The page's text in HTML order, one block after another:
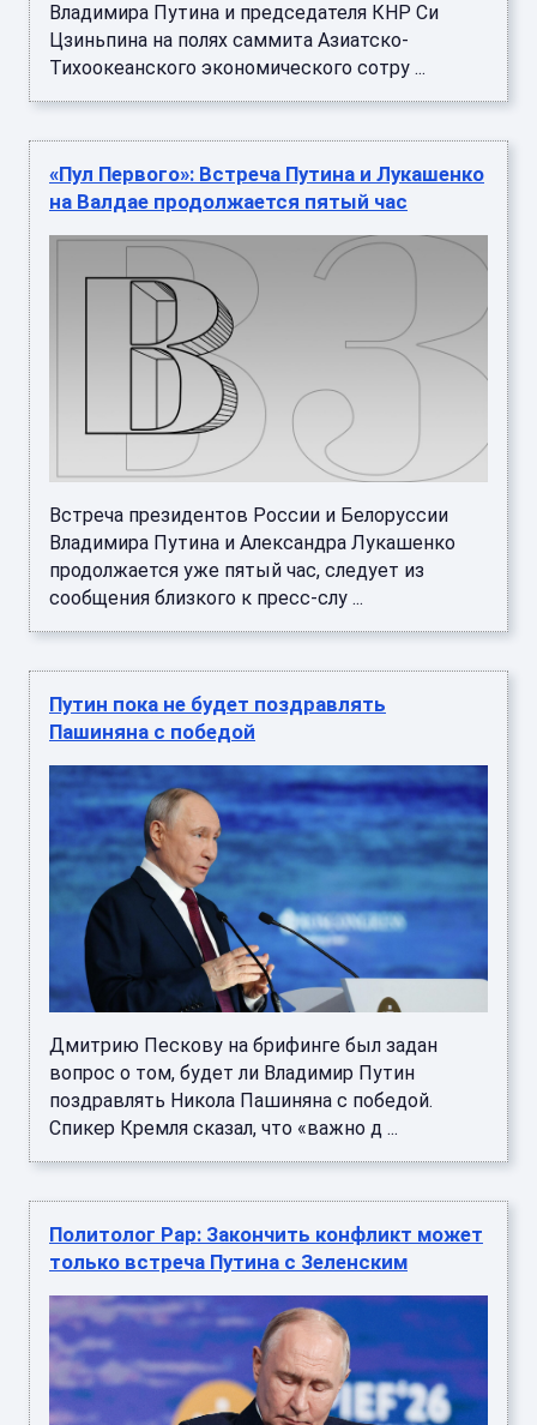
Владимира Путина и председателя КНР Си
Цзиньпина на полях саммита Азиатско-
Тихоокеанского экономического сотру ...
«Пул Первого»: Встреча Путина и Лукашенко
на Валдае продолжается пятый час
Встреча президентов России и Белоруссии
Владимира Путина и Александра Лукашенко
продолжается уже пятый час, следует из
сообщения близкого к пресс-слу ...
Путин пока не будет поздравлять
Пашиняна с победой
Дмитрию Пескову на брифинге был задан
вопрос о том, будет ли Владимир Путин
поздравлять Никола Пашиняна с победой.
Спикер Кремля сказал, что «важно д ...
Политолог Рар: Закончить конфликт может
только встреча Путина с Зеленским